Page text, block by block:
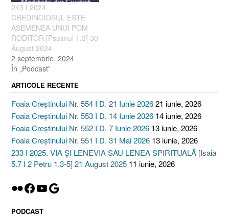
243 I 2024.
CREDINCIOSUL ESTE
ASEMENEA UNUI POM
RODITOR [Psalmul 1.3] 30
August 2024
2 septembrie, 2024
În „Podcast”
ARTICOLE RECENTE
Foaia Creștinului Nr. 554 I D. 21 Iunie 202621 iunie, 2026
Foaia Creștinului Nr. 553 I D. 14 Iunie 2026 14 iunie, 2026
Foaia Creștinului Nr. 552 I D. 7 Iunie 2026 13 iunie, 2026
Foaia Creștinului Nr. 551 I D. 31 Mai 2026 13 iunie, 2026
233 I 2025. VIA ȘI LENEVIA SAU LENEA SPIRITUALĂ [Isaia
5.7 I 2 Petru 1.3-5] 21 August 2025 11 iunie, 2026
Flickr
Facebook
YouTube
Google
PODCAST